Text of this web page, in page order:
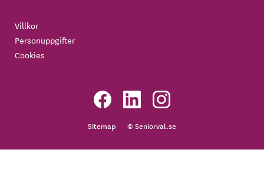
Villkor
Personuppgifter
Cookies
Sitemap © Seniorval.se